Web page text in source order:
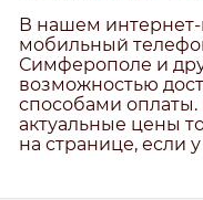
В нашем
мобильный
Симферополе и
возможностью
способами оплаты.
актуальные цены
на странице, если